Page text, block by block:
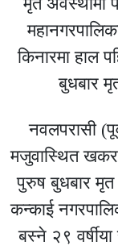
किनारमा हाल
बुधबार
नवलपरासी
मजुवास्थित
पुरुष बुधबार
कन्काई
बस्ने २९